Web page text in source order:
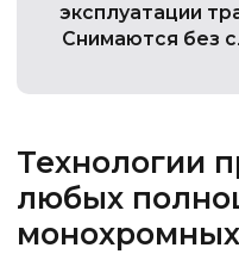
эксплуатации
Снимаются без
Технологии
любых